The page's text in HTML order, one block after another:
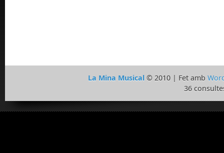
La Mina Musical© 2010 | Fet amb
36